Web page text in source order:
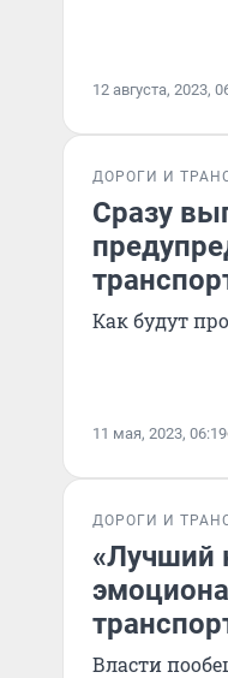
12 августа, 2023,
ДОРОГИ И
Сразу
Как будут
11 мая, 2023, 06:19
ДОРОГИ И
«Лучший
Власти